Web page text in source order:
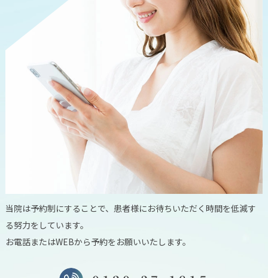
当院は予約制にすることで、患者様にお待ちいただく時間を低減す
る努力をしています。
お電話またはWEBから予約をお願いいたします。